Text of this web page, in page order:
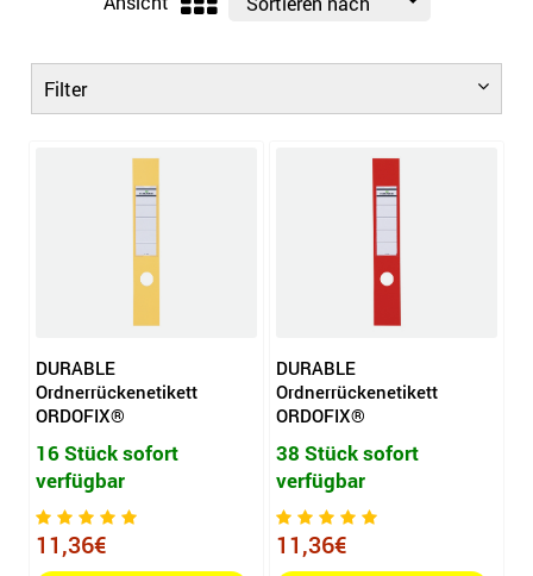
Filter
DURABLE
Ordnerrückenetikett
ORDOFIX®
16 Stück sofort
verfügbar
11,36€
DURABLE
Ordnerrückenetikett
ORDOFIX®
38 Stück sofort
verfügbar
11,36€